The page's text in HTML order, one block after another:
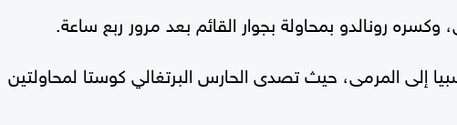
وكسره رونالدو بمحاولة بجوار القائم بعد مرور ربع ساعة.
إلى المرمى، حيث تصدى الحارس البرتغالي كوستا لمحاولتين